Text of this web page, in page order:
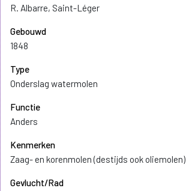
R. Albarre, Saint-Léger
Gebouwd
1848
Type
Onderslag watermolen
Functie
Anders
Kenmerken
Zaag- en korenmolen (destijds ook oliemolen)
Gevlucht/Rad